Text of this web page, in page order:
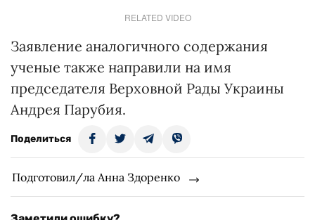
RELATED VIDEO
Заявление аналогичного содержания
ученые также направили на имя
председателя Верховной Рады Украины
Андрея Парубия.
Поделиться
Подготовил/ла Анна Здоренко